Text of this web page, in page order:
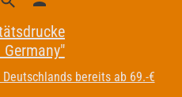
bereits ab 69.-€